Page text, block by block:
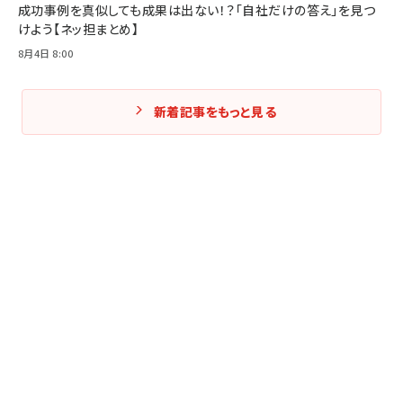
成功事例を真似しても成果は出ない！？「自社だけの答え」を見つ
けよう【ネッ担まとめ】
8月4日 8:00
新着記事をもっと見る